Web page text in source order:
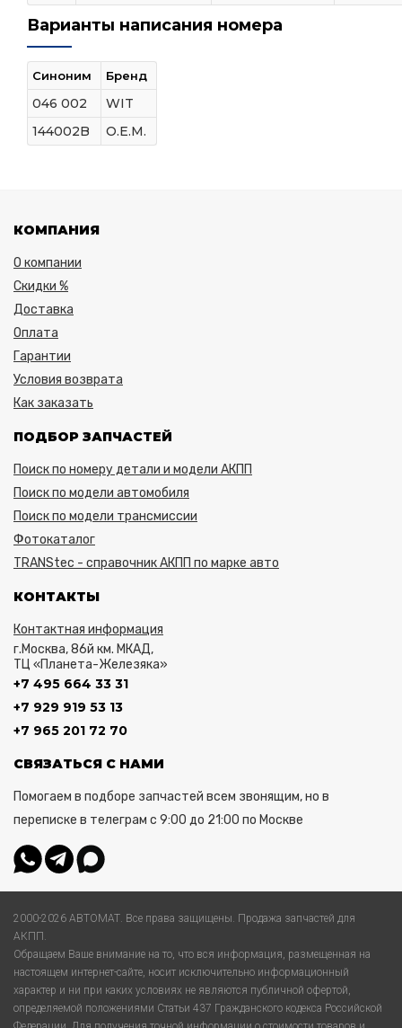
Варианты написания номера
Синоним Бренд
046 002
WIT
144002B
O.E.M.
КОМПАНИЯ
О компании
Скидки %
Доставка
Оплата
Гарантии
Условия возврата
Как заказать
ПОДБОР ЗАПЧАСТЕЙ
Поиск по номеру детали и модели АКПП
Поиск по модели автомобиля
Поиск по модели трансмиссии
Фотокаталог
TRANStec - справочник АКПП по марке авто
КОНТАКТЫ
Контактная информация
г.Москва, 86й км. МКАД,
ТЦ «Планета-Железяка»
+7 495 664 33 31
+7 929 919 53 13
+7 965 201 72 70
СВЯЗАТЬСЯ С НАМИ
Помогаем в подборе запчастей всем звонящим, но в
переписке в телеграм с 9:00 до 21:00 по Москве
2000-2026 АВТОМАТ. Все права защищены. Продажа запчастей для
АКПП.
Обращаем Ваше внимание на то, что вся информация, размещенная на
настоящем интернет-сайте, носит исключительно информационный
характер и ни при каких условиях не являются публичной офертой,
определяемой положениями Статьи 437 Гражданского кодекса Российской